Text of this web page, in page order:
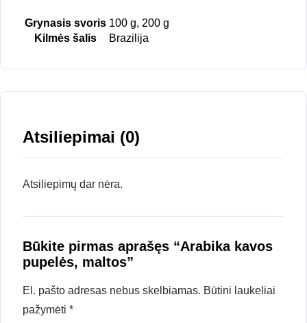
Grynasis svoris 100 g, 200 g
Kilmės šalis
Brazilija
Atsiliepimai (0)
Atsiliepimų dar nėra.
Būkite pirmas aprašęs “Arabika kavos
pupelės, maltos”
El. pašto adresas nebus skelbiamas. Būtini laukeliai
pažymėti *